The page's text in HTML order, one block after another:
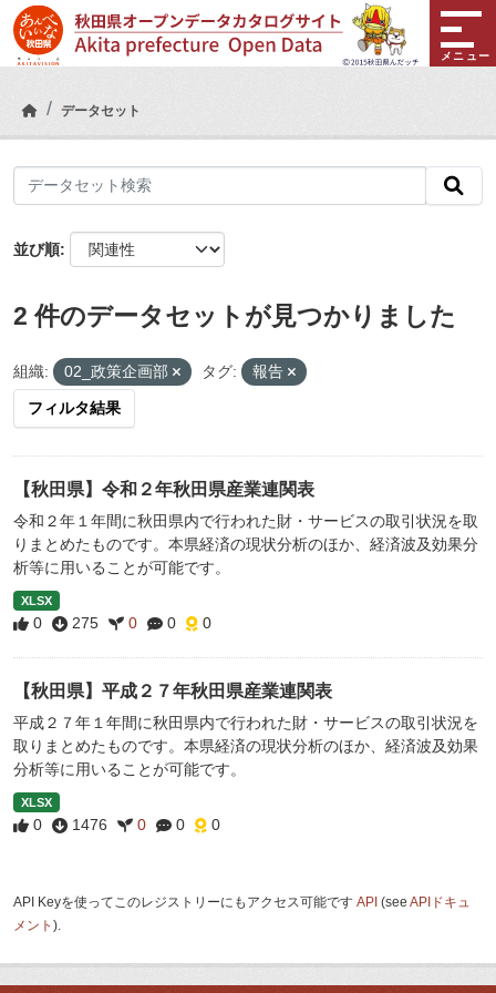
Skip to main content
メニュー
データセット
並び順
2 件のデータセットが見つかりました
組織: 02_政策企画部 タグ: 報告
フィルタ結果
【秋田県】令和２年秋田県産業連関表
令和２年１年間に秋田県内で行われた財・サービスの取引状況を取
りまとめたものです。本県経済の現状分析のほか、経済波及効果分
析等に用いることが可能です。
XLSX
0 275 0 0 0
【秋田県】平成２７年秋田県産業連関表
平成２７年１年間に秋田県内で行われた財・サービスの取引状況を
取りまとめたものです。本県経済の現状分析のほか、経済波及効果
分析等に用いることが可能です。
XLSX
0 1476 0 0 0
API Keyを使ってこのレジストリーにもアクセス可能です API (see APIドキュ
メント ).